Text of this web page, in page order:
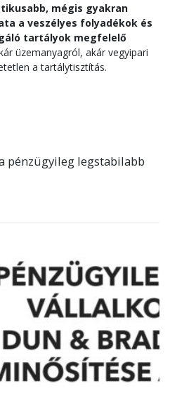
mégis gyakran
a veszélyes folyadékok és
tartályok megfelelő
üzemanyagról, akár vegyipari
a tartálytisztítás.
pénzügyileg legstabilabb